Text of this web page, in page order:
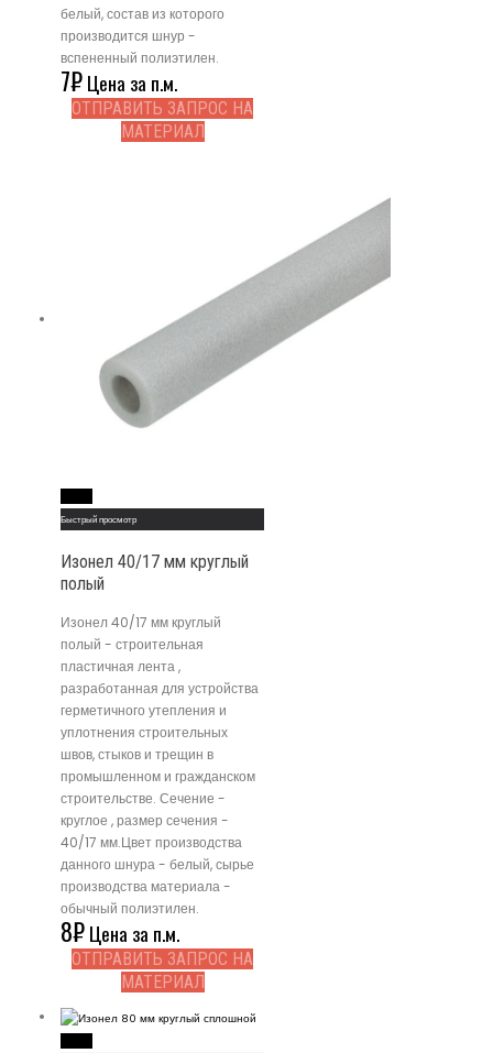
белый, состав из которого
производится шнур -
вспененный полиэтилен.
7₽Цена за п.м.
ОТПРАВИТЬ ЗАПРОС НА
МАТЕРИАЛ
Быстрый просмотр
Изонел 40/17 мм круглый
полый
Изонел 40/17 мм круглый
полый - строительная
пластичная лента ,
разработанная для устройства
герметичного утепления и
уплотнения строительных
швов, стыков и трещин в
промышленном и гражданском
строительстве. Сечение -
круглое , размер сечения -
40/17 мм.Цвет производства
данного шнура - белый, сырье
производства материала -
обычный полиэтилен.
8₽Цена за п.м.
ОТПРАВИТЬ ЗАПРОС НА
МАТЕРИАЛ